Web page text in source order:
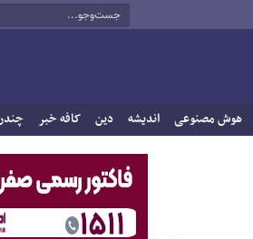
هوش مصنوعی اندیشه دین کافه خبر